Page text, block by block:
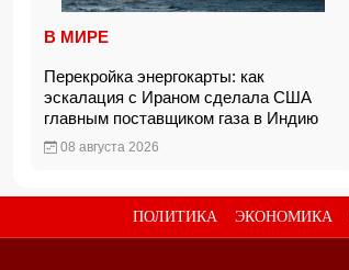
В МИРЕ
Перекройка энергокарты: как
эскалация с Ираном сделала США
главным поставщиком газа в Индию
08 августа 2026
ПОЛИТИКА ЭКОНОМИКА